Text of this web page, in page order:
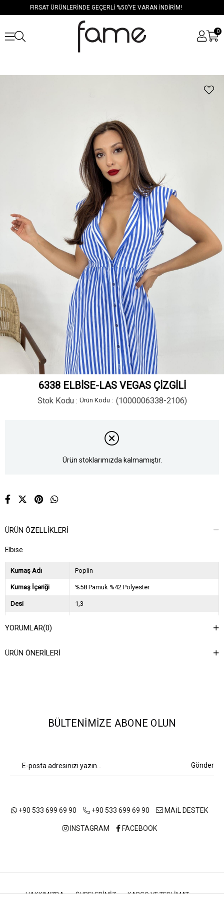
FIRSAT ÜRÜNLERİNDE GEÇERLİ %50’YE VARAN İNDİRİM!
0
6338 ELBİSE-LAS VEGAS ÇİZGİLİ
Stok Kodu (1000006338-2106)
Ürün stoklarımızda kalmamıştır.
ÜRÜN ÖZELLIKLERI
Elbise
Kumaş Adı Poplin
Kumaş İçeriği %58 Pamuk %42 Polyester
Desi 1,3
YORUMLAR(0)
ÜRÜN ÖNERILERI
BÜLTENIMIZE ABONE OLUN
Gönder
+90 533 699 69 90 +90 533 699 69 90 MAİL DESTEK
INSTAGRAM FACEBOOK
HAKKIMIZDA ŞUBELERIMIZ
KARGO VE TESLIMAT